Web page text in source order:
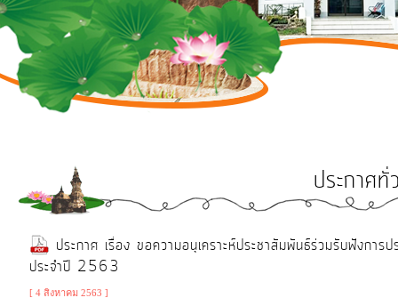
รายงาน
ผล
การ
ดำเนิน
งาน
ข้อมูล
การ
เงิน-
การ
ประกาศทั่
ประกาศ เรื่อง ขอความอนุเคราะห์ประชาสัมพันธ์ร่วมรับฟังก
ประจำปี 2563
[ 4 สิงหาคม 2563 ]